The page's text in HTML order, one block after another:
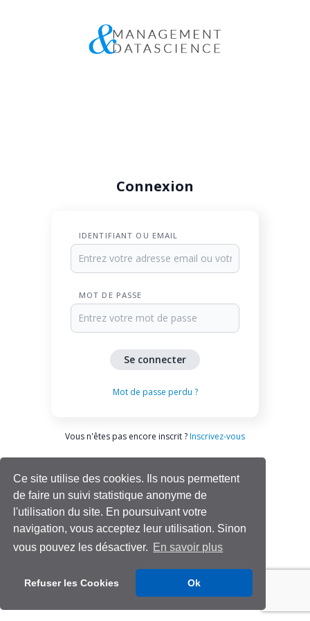
Ce site utilise des cookies. Ils nous permettent
de faire un suivi statistique anonyme de
l'utilisation du site. En poursuivant votre
navigation, vous acceptez leur utilisation. Sinon
vous pouvez les désactiver. En savoir plus
Refuser les Cookies Ok
Connexion
IDENTIFIANT OU EMAIL
MOT DE PASSE
Mot de passe perdu ?
Vous n'êtes pas encore inscrit ? Inscrivez-vous